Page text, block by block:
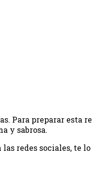
Para preparar esta
y sabrosa.
redes sociales, te